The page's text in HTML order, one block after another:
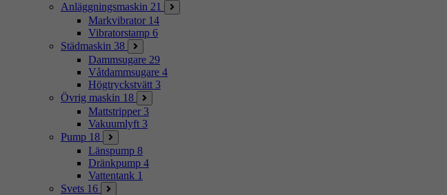
Anläggningsmaskin 21
Markvibrator 14
Vibratorstamp 6
Städmaskin 38
Dammsugare 29
Våtdammsugare 4
Högtryckstvätt 3
Övrig maskin 18
Mattstripper 3
Vakuumlyft 3
Pump 18
Länspump 8
Dränkpump 4
Vattentank 1
Svets 16